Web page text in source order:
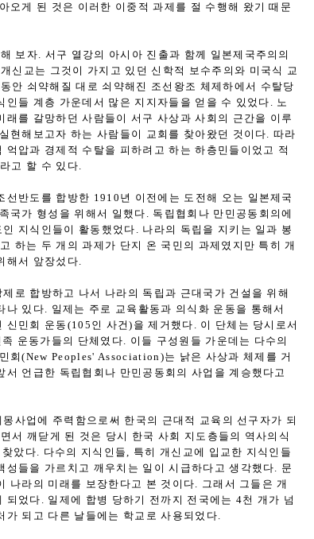
오게 된 것은 이러한 이중적 과제를 절 수행해 왔기 때문
보자. 서구 열강의 아시아 진출과 함께 일본제국주의의
신교는 그것이 가지고 있던 신학적 보수주의와 미국식 교
안 쇠약해질 대로 쇠약해진 조선왕조 체제하에서 수탈당
들 계층 가운데서 많은 지지자들을 얻을 수 있었다. 노
를 갈망하던 사람들이 서구 사상과 사회의 근간을 이루
현해보고자 하는 사람들이 교회를 찾아왔던 것이다. 따라
압과 경제적 수탈을 피하려고 하는 하층민들이었고 적
고 할 수 있다.
반도를 합방한 1910년 이전에는 도전해 오는 일본제국
국가 형성을 위해서 일했다. 독립협회나 만민공동회의에
지식인들이 활동했었다. 나라의 독립을 지키는 일과 봉
하는 두 개의 과제가 단지 온 국민의 과제였지만 특히 개
해서 앞장섰다.
로 합방하고 나서 나라의 독립과 근대국가 건설을 위해
있다. 일제는 주로 교육활동과 의식화 운동을 통해서
민회 운동(105인 사건)을 제거했다. 이 단체는 당시로서
운동가들의 단체였다. 이들 구성원들 가운데는 다수의
회(New Peoples' Association)는 낡은 사상과 체제를 거
언급한 독립협회나 만민공동회의 사업을 계승했다고
사업에 주력함으로써 한국의 근대적 교육의 선구자가 되
서 깨닫게 된 것은 당시 한국 사회 지도층들의 역사의식
았다. 다수의 지식인들, 특히 개신교에 입교한 지식인들
들을 가르치고 깨우치는 일이 시급하다고 생각했다. 문
나라의 미래를 보장한다고 본 것이다. 그래서 그들은 개
었다. 일제에 합병 당하기 전까지 전국에는 4천 개가 넘
가 되고 다른 날들에는 학교로 사용되었다.